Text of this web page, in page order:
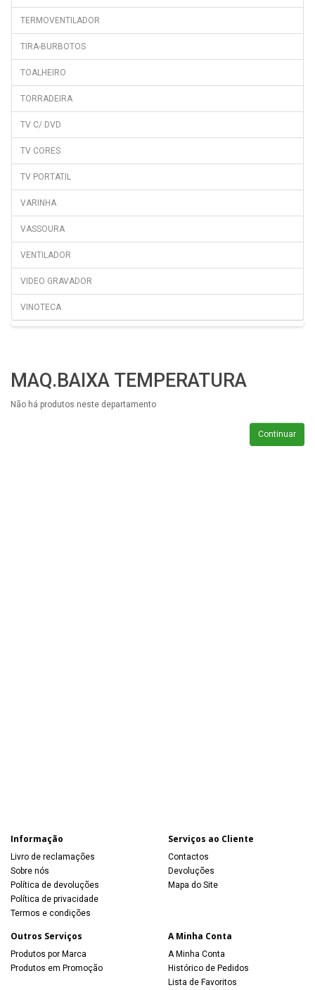
TERMOVENTILADOR
TIRA-BURBOTOS
TOALHEIRO
TORRADEIRA
TV C/ DVD
TV CORES
TV PORTATIL
VARINHA
VASSOURA
VENTILADOR
VIDEO GRAVADOR
VINOTECA
MAQ.BAIXA TEMPERATURA
Não há produtos neste departamento
Continuar
Informação
Livro de reclamações
Sobre nós
Política de devoluções
Política de privacidade
Termos e condições
Serviços ao Cliente
Contactos
Devoluções
Mapa do Site
Outros Serviços
Produtos por Marca
Produtos em Promoção
A Minha Conta
A Minha Conta
Histórico de Pedidos
Lista de Favoritos